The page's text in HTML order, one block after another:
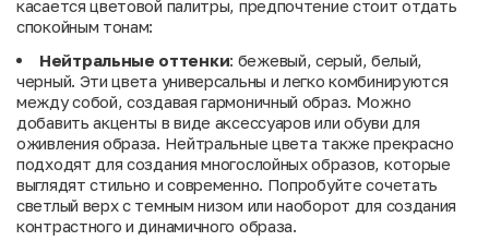
касается цветовой палитры, предпочтение стоит отдать
спокойным тонам:
Нейтральные оттенки: бежевый, серый, белый,
черный. Эти цвета универсальны и легко комбинируются
между собой, создавая гармоничный образ. Можно
добавить акценты в виде аксессуаров или обуви для
оживления образа. Нейтральные цвета также прекрасно
подходят для создания многослойных образов, которые
выглядят стильно и современно. Попробуйте сочетать
светлый верх с темным низом или наоборот для создания
контрастного и динамичного образа.